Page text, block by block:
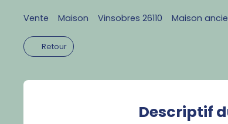
Vente Maison Vinsobres 26110 Maison
Retour
Descriptif